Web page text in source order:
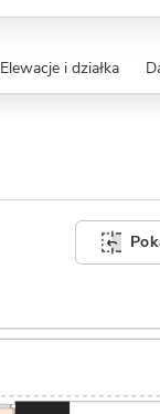
Elewacje i działka